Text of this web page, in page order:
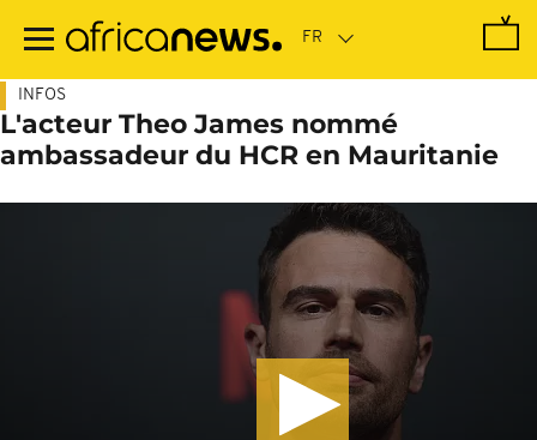
contenu
INFOS
L'acteur Theo James nommé
ambassadeur du HCR en Mauritanie